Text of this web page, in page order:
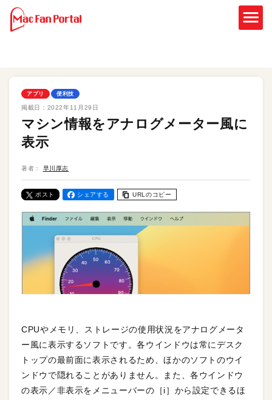
アプリ 便利技
掲載日： 2022年11月29日
マシン情報をアナログメーター風に
表示
著者： 早川厚志
ポスト シェアする URLのコピー
CPUやメモリ、ストレージの使用状況をアナログメータ
ー風に表示するソフトです。各ウインドウは常にデスク
トップの最前面に表示されるため、ほかのソフトのウイ
ンドウで隠れることがありません。また、各ウインドウ
の表示／非表示をメニューバーの［i］から設定できるほ